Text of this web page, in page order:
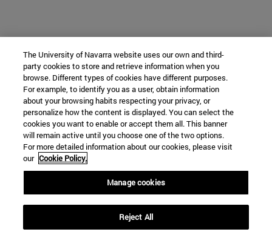
The University of Navarra website uses our own and third-
party cookies to store and retrieve information when you
browse. Different types of cookies have different purposes.
For example, to identify you as a user, obtain information
about your browsing habits respecting your privacy, or
personalize how the content is displayed. You can select the
cookies you want to enable or accept them all. This banner
will remain active until you choose one of the two options.
For more detailed information about our cookies, please visit
our Cookie Policy.
Manage cookies
Reject All